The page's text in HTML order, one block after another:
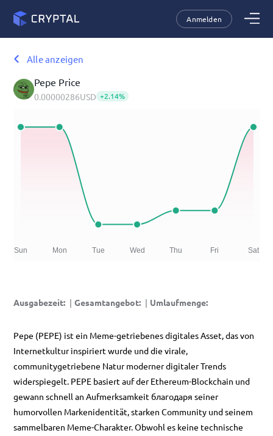
Anmelden
Alle anzeigen
Pepe Price
0.00000286USD +2.14%
Sun Mon Tue Wed Thu Fri Sat
Ausgabezeit: | Gesamtangebot: | Umlaufmenge:
Pepe (PEPE) ist ein Meme-getriebenes digitales Asset, das von
Internetkultur inspiriert wurde und die virale,
communitygetriebene Natur moderner digitaler Trends
widerspiegelt. PEPE basiert auf der Ethereum-Blockchain und
gewann schnell an Aufmerksamkeit благодаря seiner
humorvollen Markenidentität, starken Community und seinem
sammelbaren Meme-Charakter. Obwohl es keine technische